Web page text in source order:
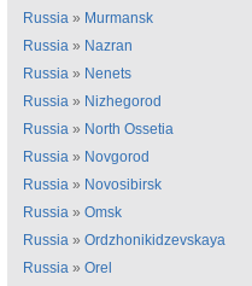
Russia » Murmansk
Russia » Nazran
Russia » Nenets
Russia » Nizhegorod
Russia » North Ossetia
Russia » Novgorod
Russia » Novosibirsk
Russia » Omsk
Russia » Ordzhonikidzevskaya
Russia » Orel